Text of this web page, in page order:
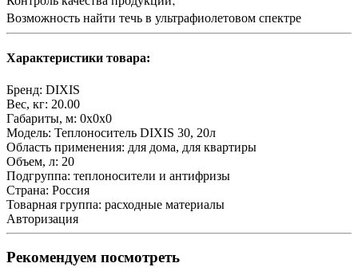
Возможность найти течь в ультрафиолетовом спектре
Характеристики товара:
Бренд: DIXIS
Вес, кг: 20.00
Габариты, м: 0x0x0
Модель: Теплоноситель DIXIS 30, 20л
Область применения: для дома, для квартиры
Объем, л: 20
Подгруппа: теплоносители и антифризы
Страна: Россия
Товарная группа: расходные материалы
Авторизация
Рекомендуем посмотреть